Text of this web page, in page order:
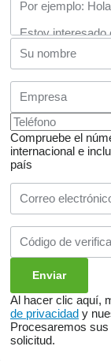
Compruebe el
internacional e
país
Al hacer clic aquí,
de privacidad y
Procesaremos
solicitud.